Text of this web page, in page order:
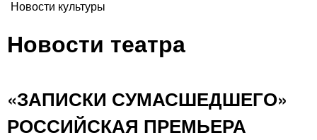
Вы здесь
Новости культуры
Новости театра
«ЗАПИСКИ СУМАСШЕДШЕГО»
РОССИЙСКАЯ ПРЕМЬЕРА